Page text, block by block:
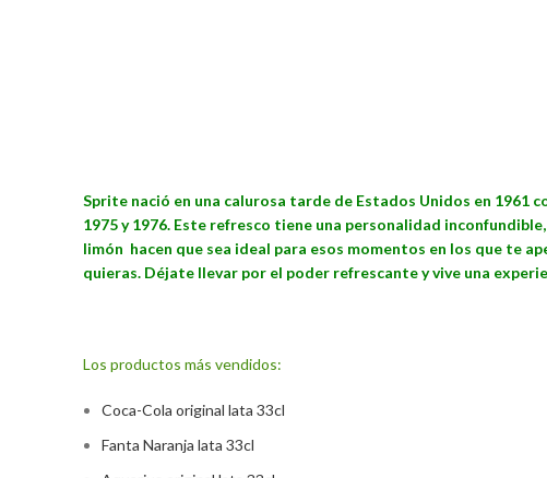
Sprite nació en una calurosa tarde de Estados Unidos en 1961
1975 y 1976. Este refresco tiene una personalidad
limón hacen que sea ideal para esos momentos en los que te
quieras. Déjate llevar por el poder refrescante y vive una
Los productos más vendidos:
Coca-Cola original lata 33cl
Fanta Naranja lata 33cl